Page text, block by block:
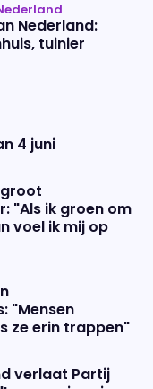
Nederland:
tuinier
4 juni
"Als ik groen om
voel ik mij op
"Mensen
ze erin trappen"
verlaat Partij